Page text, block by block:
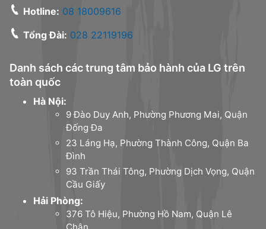
Hotline: 08 18009616
Tổng Đài: 028 22119196
Danh sách các trung tâm bảo hành của LG trên
toàn quốc
Hà Nội:
9 Đào Duy Anh, Phường Phương Mai, Quận
Đống Đa
23 Láng Hạ, Phường Thành Công, Quận Ba
Đình
93 Trần Thái Tông, Phường Dịch Vọng, Quận
Cầu Giấy
Hải Phòng:
376 Tô Hiệu, Phường Hồ Nam, Quận Lê